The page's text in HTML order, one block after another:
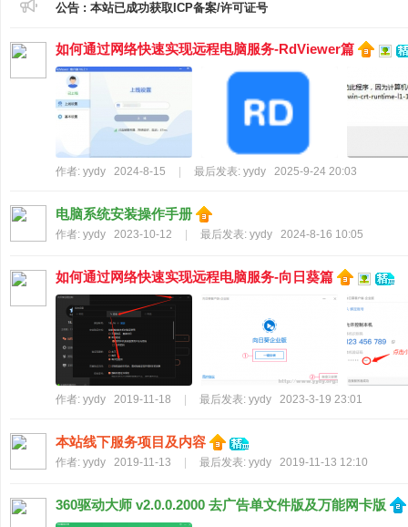
务
的
纯
电
脑
识
公告 : 本站已成功获取ICP备案/许可证号
如何通过网络快速实现远程电脑服务-RdViewer篇
作者: yydy 2024-8-15 最后发表: yydy 2025-9-24 20:03
电脑系统安装操作手册
作者: yydy 2023-10-12 最后发表: yydy 2024-8-16 10:05
如何通过网络快速实现远程电脑服务-向日葵篇
作者: yydy 2019-11-18 最后发表: yydy 2023-3-19 23:01
本站线下服务项目及内容
作者: yydy 2019-11-13 最后发表: yydy 2019-11-13 12:10
360驱动大师 v2.0.0.2000 去广告单文件版及万能网卡版